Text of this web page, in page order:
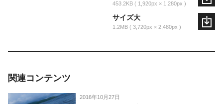
453.2KB 1,920px × 1,280px
サイズ大
1.2MB 3,720px × 2,480px
関連コンテンツ
2016年10月27日